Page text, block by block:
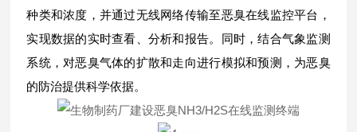
种类和浓度，并通过无线网络传输至恶臭在线监控平台，
实现数据的实时查看、分析和报告。同时，结合气象监测
系统，对恶臭气体的扩散和走向进行模拟和预测，为恶臭
的防治提供科学依据。